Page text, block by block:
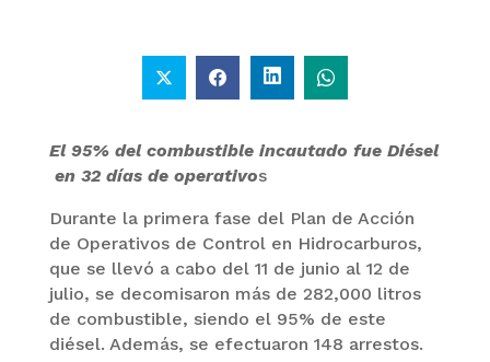
El 95% del combustible incautado fue Diésel
en 32 días de operativos
Durante la primera fase del Plan de Acción
de Operativos de Control en Hidrocarburos,
que se llevó a cabo del 11 de junio al 12 de
julio, se decomisaron más de 282,000 litros
de combustible, siendo el 95% de este
diésel. Además, se efectuaron 148 arrestos.